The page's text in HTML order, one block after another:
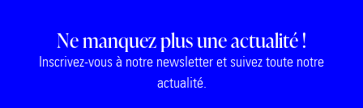
Ne manquez plus une actualité !
Inscrivez-vous à notre newsletter et suivez toute notre
actualité.